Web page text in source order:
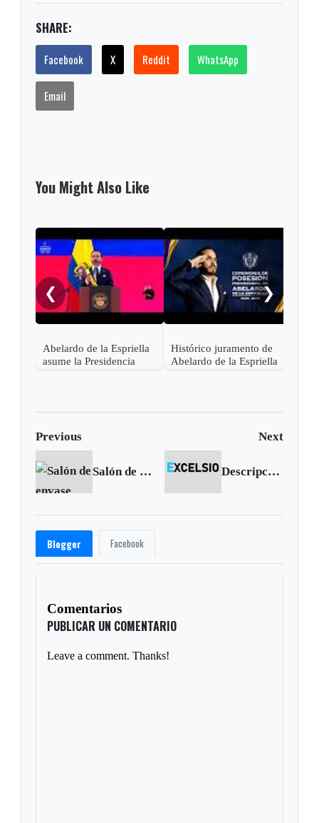
SHARE:
Facebook X Reddit WhatsApp
Email
You Might Also Like
❮
Abelardo de la Espriella
asume la Presidencia
Histórico juramento de
Abelardo de la Espriella
❯
Previous Next
Salón de envase fábrica de licores en Tunja, 1933 Descripción Geográfica de Chiquinquira
Blogger Facebook
Comentarios
PUBLICAR UN COMENTARIO
Leave a comment. Thanks!